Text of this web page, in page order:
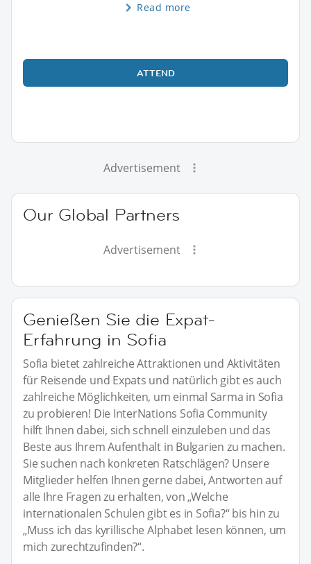
Read more
ATTEND
Advertisement
Our Global Partners
Advertisement
Genießen Sie die Expat-
Erfahrung in Sofia
Sofia bietet zahlreiche Attraktionen und Aktivitäten
für Reisende und Expats und natürlich gibt es auch
zahlreiche Möglichkeiten, um einmal Sarma in Sofia
zu probieren! Die InterNations Sofia Community
hilft Ihnen dabei, sich schnell einzuleben und das
Beste aus Ihrem Aufenthalt in Bulgarien zu machen.
Sie suchen nach konkreten Ratschlägen? Unsere
Mitglieder helfen Ihnen gerne dabei, Antworten auf
alle Ihre Fragen zu erhalten, von „Welche
internationalen Schulen gibt es in Sofia?“ bis hin zu
„Muss ich das kyrillische Alphabet lesen können, um
mich zurechtzufinden?“.